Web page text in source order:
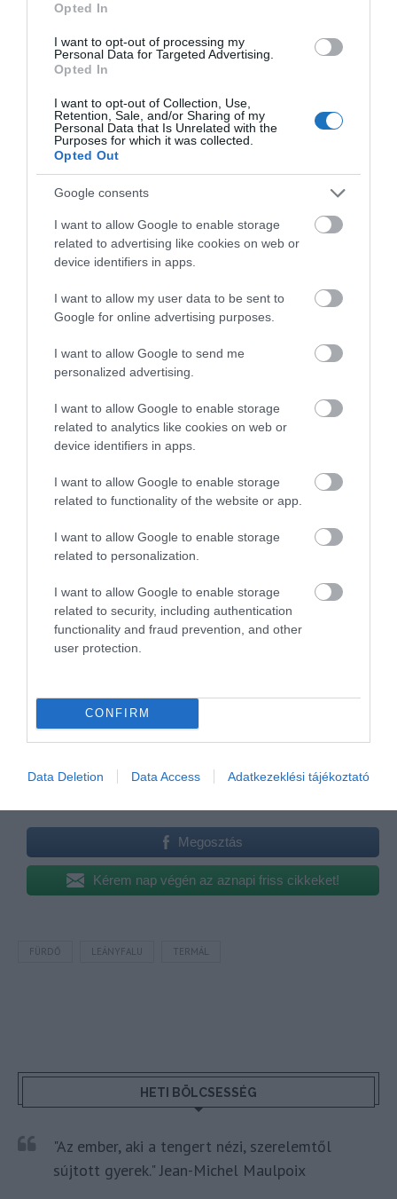
Opted In
I want to opt-out of processing my
Personal Data for Targeted Advertising.
Opted In
I want to opt-out of Collection, Use,
Retention, Sale, and/or Sharing of my
Personal Data that Is Unrelated with the
Purposes for which it was collected.
Opted Out
Google consents
I want to allow Google to enable storage
related to advertising like cookies on web or
device identifiers in apps.
I want to allow my user data to be sent to
Google for online advertising purposes.
I want to allow Google to send me
personalized advertising.
I want to allow Google to enable storage
related to analytics like cookies on web or
device identifiers in apps.
I want to allow Google to enable storage
related to functionality of the website or app.
I want to allow Google to enable storage
related to personalization.
I want to allow Google to enable storage
related to security, including authentication
functionality and fraud prevention, and other
user protection.
CONFIRM
Data Deletion Data Access Adatkezeklési tájékoztató
Hőmérséklete 30-32 °C. Részben fedett, télen –
nyáron működik.
Melegvizes gyógymedence
Hőmérséklete 37-39 °C. Részben fedett, télen –
nyáron működik.
Strandmedence
Hőmérséklete 29-31 °C. Csak nyáron működik.
50 m-es úszómedence
sátorral fedett.
Hőmérséklete 29-31 °C. Nyáron nyitott, télen
Gyerekmedence
Hőmérséklete 33-34 °C. Csak nyáron működik.
Érdekelnek a wellness és utazós témák?
értesülhetsz szállás véleményekről, eseményekről és
utazós
Oszd megmásokkal is, hogy teret kaphasson a
hasznos tartalom a neten!
Fürdőbaráti üdvözlettel,
Képek forrása: a fürdő Facebookoldala
Támogatásoddalhozzájárulhatsz, hogy további
hasznos és egyre minőségibb tartalmakat tehessek
Megosztás
Kérem nap végén az aznapi friss cikkeket!
FÜRDŐ LEÁNYFALU TERMÁL
HETI BÖLCSESSÉG
"Az ember, aki a tengert nézi, szerelemtől
sújtott gyerek." Jean-Michel Maulpoix